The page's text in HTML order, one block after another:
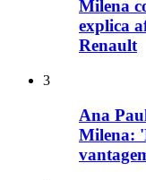
Milena
explica
Renault
3
Ana
Milena: